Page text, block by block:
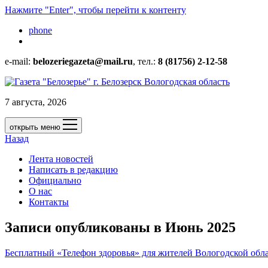
Нажмите "Enter", чтобы перейти к контенту
phone
e-mail: belozeriegazeta@mail.ru, тел.: 8 (81756) 2-12-58
7 августа, 2026
открыть меню
Назад
Лента новостей
Написать в редакцию
Официально
О нас
Контакты
Записи опубликованы в Июнь 2025
Бесплатный «Телефон здоровья» для жителей Вологодской